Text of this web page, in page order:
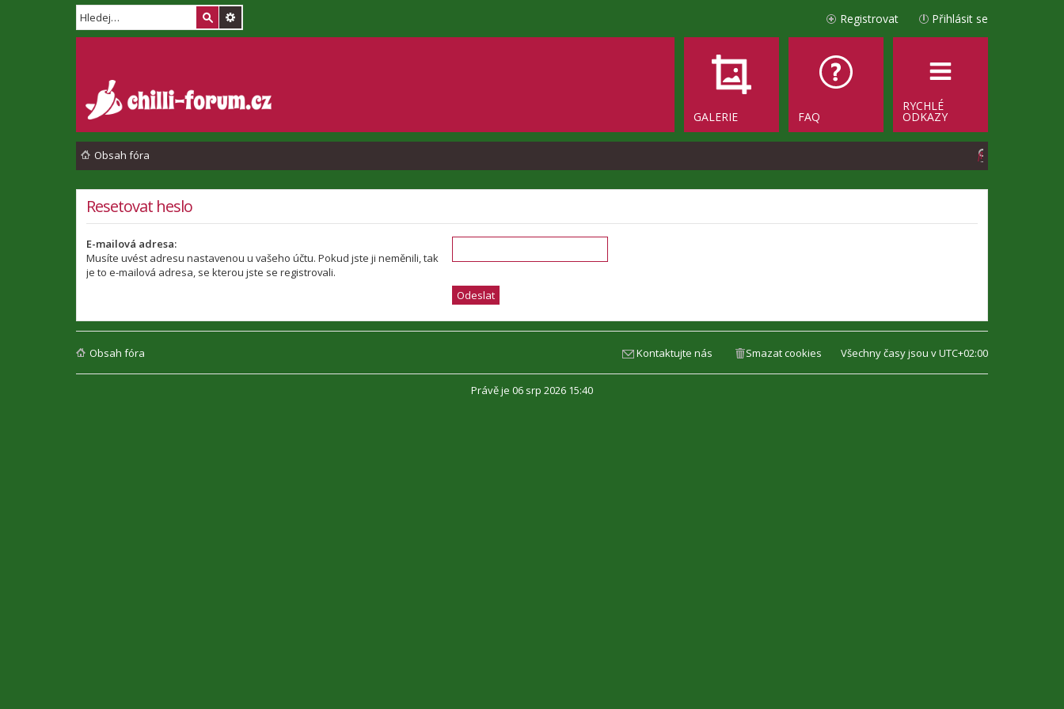
Přihlásit se
Registrovat
RYCHLÉ
ODKAZY
FAQ
GALERIE
Obsah fóra
H
Resetovat heslo
E-mailová adresa:
Musíte uvést adresu nastavenou u vašeho účtu. Pokud jste ji neměnili, tak
je to e-mailová adresa, se kterou jste se registrovali.
Obsah fóra Všechny časy jsou vUTC+02:00
Smazat cookies
Kontaktujte nás
Právě je 06 srp 2026 15:40